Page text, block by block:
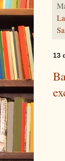
13